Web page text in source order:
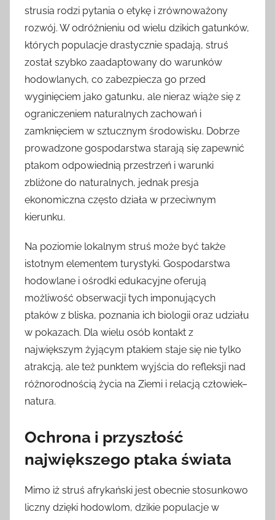
strusia rodzi pytania o etykę i zrównoważony
rozwój. W odróżnieniu od wielu dzikich gatunków,
których populacje drastycznie spadają, struś
został szybko zaadaptowany do warunków
hodowlanych, co zabezpiecza go przed
wyginięciem jako gatunku, ale nieraz wiąże się z
ograniczeniem naturalnych zachowań i
zamknięciem w sztucznym środowisku. Dobrze
prowadzone gospodarstwa starają się zapewnić
ptakom odpowiednią przestrzeń i warunki
zbliżone do naturalnych, jednak presja
ekonomiczna często działa w przeciwnym
kierunku.
Na poziomie lokalnym struś może być także
istotnym elementem turystyki. Gospodarstwa
hodowlane i ośrodki edukacyjne oferują
możliwość obserwacji tych imponujących
ptaków z bliska, poznania ich biologii oraz udziału
w pokazach. Dla wielu osób kontakt z
największym żyjącym ptakiem staje się nie tylko
atrakcją, ale też punktem wyjścia do refleksji nad
różnorodnością życia na Ziemi i relacją człowiek–
natura.
Ochrona i przyszłość
największego ptaka świata
Mimo iż struś afrykański jest obecnie stosunkowo
liczny dzięki hodowlom, dzikie populacje w